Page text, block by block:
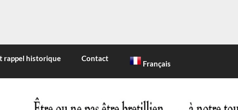
VILAINE
rappel historique Contact
Français